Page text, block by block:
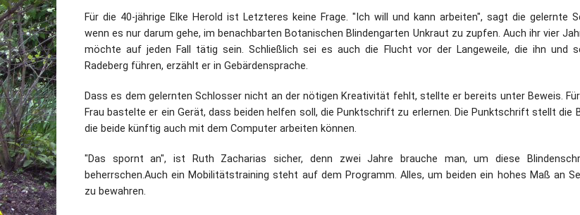
Für die 40-jährige Elke Herold ist Letzteres keine Frage. "Ich will und kann arbeiten", sagt die gelernte
wenn es nur darum gehe, im benachbarten Botanischen Blindengarten Unkraut zu zupfen. Auch ihr vier
möchte auf jeden Fall tätig sein. Schließlich sei es auch die Flucht vor der Langeweile, die ihn und
Radeberg führen, erzählt er in Gebärdensprache.
Dass es dem gelernten Schlosser nicht an der nötigen Kreativität fehlt, stellte er bereits unter Beweis.
Frau bastelte er ein Gerät, dass beiden helfen soll, die Punktschrift zu erlernen. Die Punktschrift stellt die
die beide künftig auch mit dem Computer arbeiten können.
"Das spornt an", ist Ruth Zacharias sicher, denn zwei Jahre brauche man, um diese
beherrschen.Auch ein Mobilitätstraining steht auf dem Programm. Alles, um beiden ein hohes Maß an
zu bewahren.